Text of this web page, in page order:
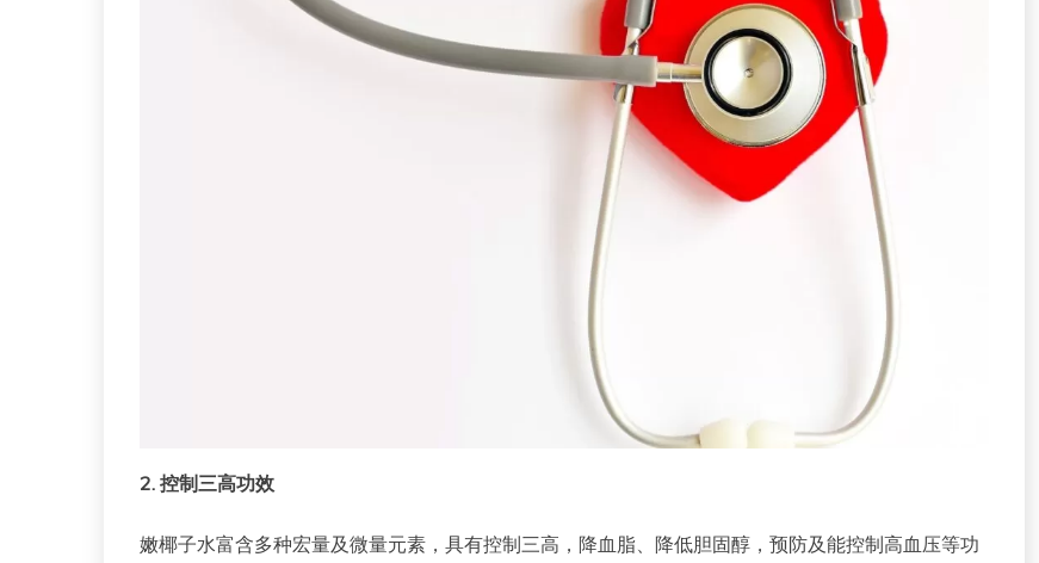
2. 控制三高功效
嫩椰子水富含多种宏量及微量元素，具有控制三高，降血脂、降低胆固醇，预防及能控制高血压等功